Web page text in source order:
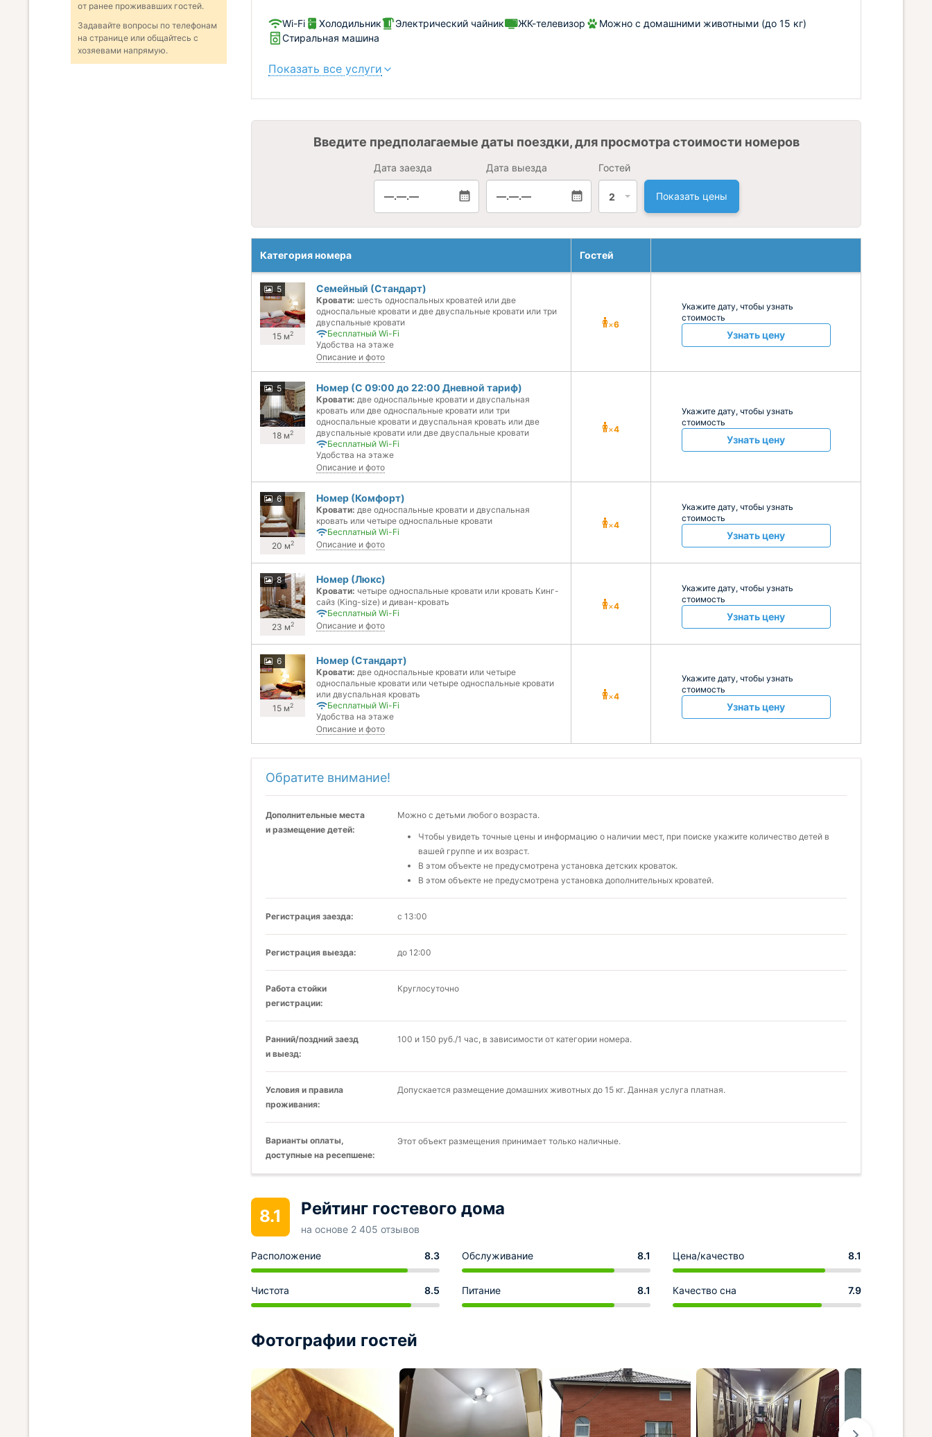
Wi-Fi Холодильник Электрический чайник ЖК-телевизор
Можно с домашними животными (до 15 кг)
Стиральная машина
Показать все услуги
Введите предполагаемые даты поездки, для просмотра стоимости номеров
Дата заезда
—.—.—
Дата выезда
—.—.—
Гостей
2 Показать цены
Категория номера Гостей
5
15 м2
Семейный (Стандарт)
Кровати: шесть односпальных кроватей или две
односпальные кровати и две двуспальные кровати или три
двуспальные кровати
Бесплатный Wi-Fi
Удобства на этаже
Описание и фото
×6
Укажите дату, чтобы узнать
стоимость
Узнать цену
5
18 м2
Номер (С 09:00 до 22:00 Дневной тариф)
Кровати: две односпальные кровати и двуспальная
кровать или две односпальные кровати или три
односпальные кровати и двуспальная кровать или две
двуспальные кровати или две двуспальные кровати
Бесплатный Wi-Fi
Удобства на этаже
Описание и фото
×4
Укажите дату, чтобы узнать
стоимость
Узнать цену
6
20 м2
Номер (Комфорт)
Кровати: две односпальные кровати и двуспальная
кровать или четыре односпальные кровати
Бесплатный Wi-Fi
Описание и фото
×4
Укажите дату, чтобы узнать
стоимость
Узнать цену
8
23 м2
Номер (Люкс)
Кровати: четыре односпальные кровати или кровать Кинг-
сайз (King-size) и диван-кровать
Бесплатный Wi-Fi
Описание и фото
×4
Укажите дату, чтобы узнать
стоимость
Узнать цену
6
15 м2
Номер (Стандарт)
Кровати: две односпальные кровати или четыре
односпальные кровати или четыре односпальные кровати
или двуспальная кровать
Бесплатный Wi-Fi
Удобства на этаже
Описание и фото
×4
Укажите дату, чтобы узнать
стоимость
Узнать цену
Обратите внимание!
Дополнительные места
и размещение детей:
Можно с детьми любого возраста.
Чтобы увидеть точные цены и информацию о наличии мест, при поиске укажите количество детей в
вашей группе и их возраст.
В этом объекте не предусмотрена установка детских кроваток.
В этом объекте не предусмотрена установка дополнительных кроватей.
Регистрация заезда: с 13:00
Регистрация выезда: до 12:00
Работа стойки
регистрации:
Круглосуточно
Ранний/поздний заезд
и выезд:
100 и 150 руб./1 час, в зависимости от категории номера.
Условия и правила
проживания:
Допускается размещение домашних животных до 15 кг. Данная услуга платная.
Варианты оплаты,
доступные на ресепшене:
Этот объект размещения принимает только наличные.
8.1 Рейтинг гостевого дома
на основе 2 405 отзывов
Расположение 8.3 Обслуживание 8.1 Цена/качество 8.1
Чистота 8.5 Питание 8.1 Качество сна 7.9
Фотографии гостей
от ранее проживавших гостей.
Задавайте вопросы по телефонам
на странице или общайтесь с
хозяевами напрямую.